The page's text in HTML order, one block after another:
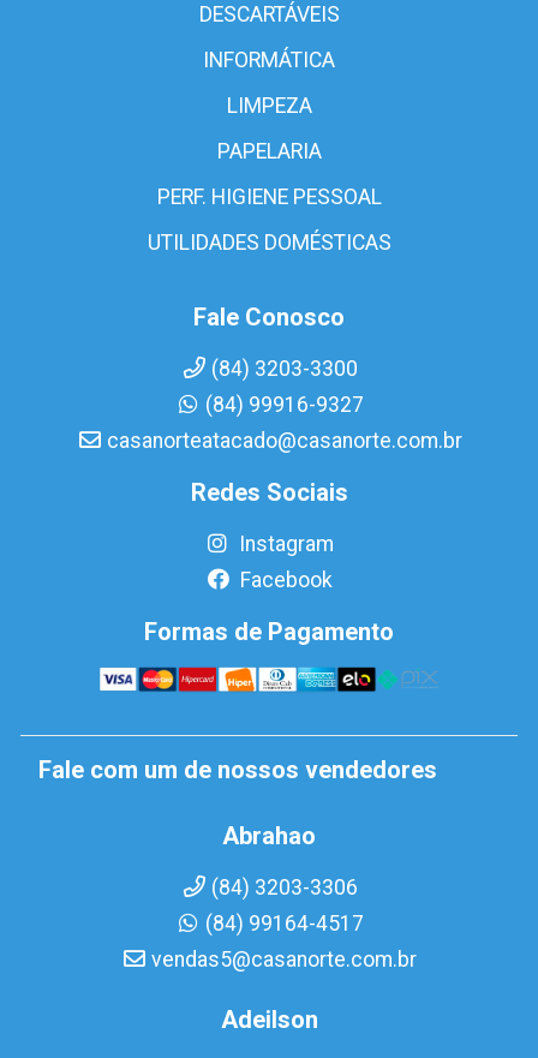
DESCARTÁVEIS
INFORMÁTICA
LIMPEZA
PAPELARIA
PERF. HIGIENE PESSOAL
UTILIDADES DOMÉSTICAS
Fale Conosco
(84) 3203-3300
(84) 99916-9327
casanorteatacado@casanorte.com.br
Redes Sociais
Instagram
Facebook
Formas de Pagamento
Fale com um de nossos vendedores
Abrahao
(84) 3203-3306
(84) 99164-4517
vendas5@casanorte.com.br
Adeilson